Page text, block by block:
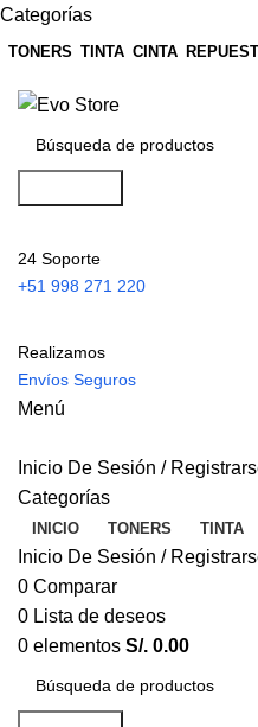
Categorías
TONERS TINTA CINTA
24 Soporte
+51 998 271 220
Realizamos
Envíos Seguros
Menú
Inicio De Sesión /
Categorías
INICIO TONERS TINTA
Inicio De Sesión /
0 Comparar
0 Lista de deseos
0 elementos S/. 0.00